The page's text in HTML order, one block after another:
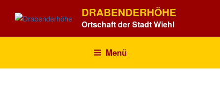
Inhalt
DRABENDERHÖHE
Ortschaft der Stadt Wiehl
Menü